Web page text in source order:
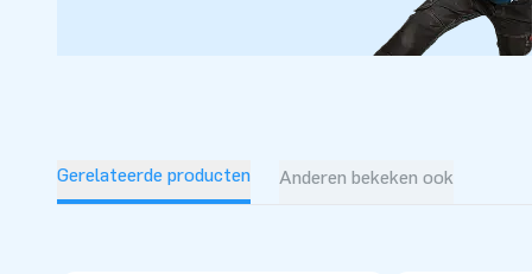
Gerelateerde producten Anderen bekeken ook